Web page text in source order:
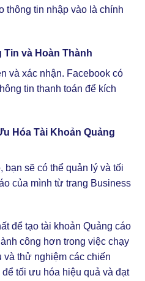
thông tin nhập vào là chính
và Hoàn Thành
và xác nhận. Facebook có
tin thanh toán để kích
Hóa Tài Khoản Quảng
sẽ có thể quản lý và tối
của mình từ trang Business
để tạo tài khoản Quảng cáo
công hơn trong việc chạy
thử nghiệm các chiến
tối ưu hóa hiệu quả và đạt